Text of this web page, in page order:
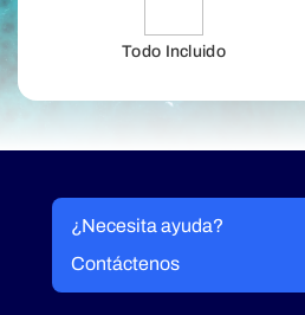
Todo Incluido
¿Necesita ayuda?
Contáctenos